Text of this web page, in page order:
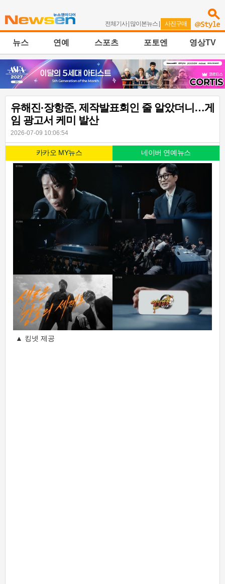
전체기사| 많이본뉴스 | 사진구매
뉴스 연예 스포츠 포토엔 영상TV
유해진·장항준, 제작발표회인 줄 알았더니…게
임 광고서 케미 발산
2026-07-09 10:06:54
카카오 MY뉴스 네이버 연예뉴스
▲ 킹넷 제공